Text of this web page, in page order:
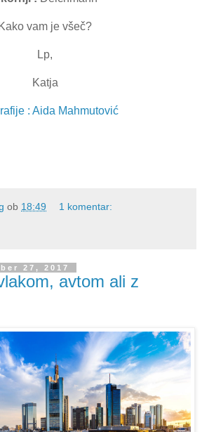
Kako vam je všeč?
Lp,
Katja
: Aida Mahmutović
ob 18:49 1 komentar:
27, 2017
avtom ali z